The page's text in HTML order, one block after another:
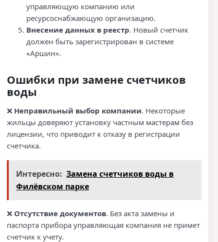
управляющую компанию или
ресурсоснабжающую организацию.
Внесение данных в реестр. Новый счетчик
должен быть зарегистрирован в системе
«Аршин».
Ошибки при замене счетчиков
воды
❌ Неправильный выбор компании. Некоторые
жильцы доверяют установку частным мастерам без
лицензии, что приводит к отказу в регистрации
счетчика.
Интересно: Замена счетчиков воды в
Филёвском парке
❌ Отсутствие документов. Без акта замены и
паспорта прибора управляющая компания не примет
счетчик к учету.